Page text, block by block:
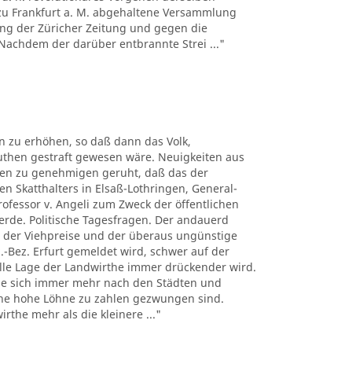
Frankfurt a. M. abgehaltene Versammlung
der Züricher Zeitung und gegen die
der darüber entbrannte Strei ..."
erhöhen, so daß dann das Volk,
gestraft gewesen wäre. Neuigkeiten aus
zu genehmigen geruht, daß das der
Skatthalters in Elsaß-Lothringen, General-
v. Angeli zum Zweck der öffentlichen
Politische Tagesfragen. Der andauerd
Viehpreise und der überaus ungünstige
Bez. Erfurt gemeldet wird, schwer auf der
Lage der Landwirthe immer drückender wird.
sich immer mehr nach den Städten und
hohe Löhne zu zahlen gezwungen sind.
mehr als die kleinere ..."